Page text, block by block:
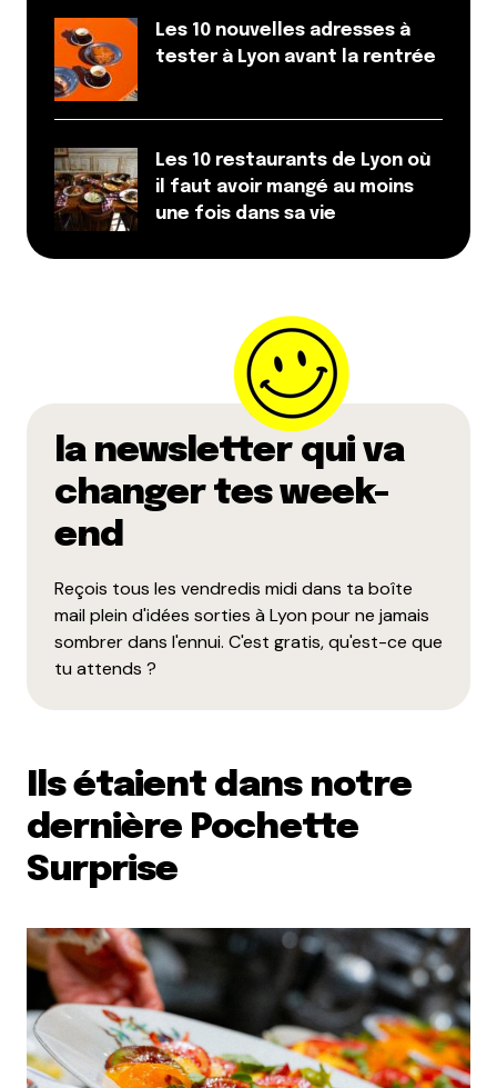
Les 10 nouvelles adresses à
tester à Lyon avant la rentrée
Les 10 restaurants de Lyon où
il faut avoir mangé au moins
une fois dans sa vie
la newsletter qui va
changer tes week-
end
Reçois tous les vendredis midi dans ta boîte
mail plein d'idées sorties à Lyon pour ne jamais
sombrer dans l'ennui. C'est gratis, qu'est-ce que
tu attends ?
Ils étaient dans notre
dernière Pochette
Surprise